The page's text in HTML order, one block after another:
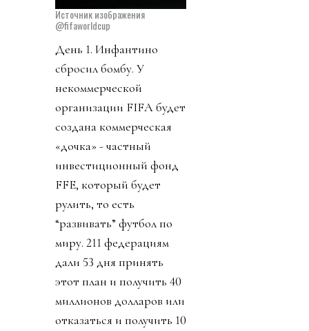
Источник изображения
@fifaworldcup
День 1. Инфантино
сбросил бомбу. У
некоммерческой
организации FIFA будет
создана коммерческая
«дочка» - частный
инвестиционный фонд
FFE, который будет
рулить, то есть
“развивать” футбол по
миру. 211 федерациям
дали 53 дня принять
этот план и получить 40
миллионов долларов или
отказаться и получить 10